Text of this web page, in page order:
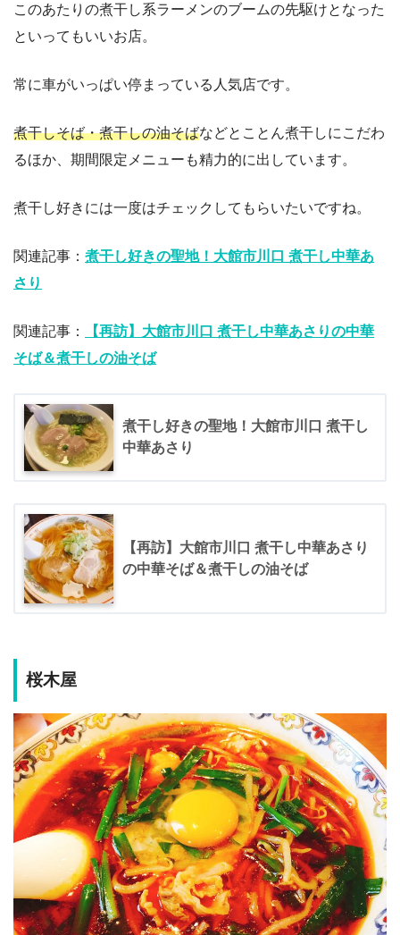
このあたりの煮干し系ラーメンのブームの先駆けとなった
といってもいいお店。
常に車がいっぱい停まっている人気店です。
煮干しそば・煮干しの油そばなどとことん煮干しにこだわ
るほか、期間限定メニューも精力的に出しています。
煮干し好きには一度はチェックしてもらいたいですね。
関連記事： 煮干し好きの聖地！大館市川口 煮干し中華あ
さり
関連記事：
【再訪】大館市川口 煮干し中華あさりの中華
そば＆煮干しの油そば
煮干し好きの聖地！大館市川口 煮干し
中華あさり
【再訪】大館市川口 煮干し中華あさり
の中華そば＆煮干しの油そば
桜木屋